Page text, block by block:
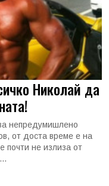
Николай да
непредумишлено
от доста време е на
почти не излиза от